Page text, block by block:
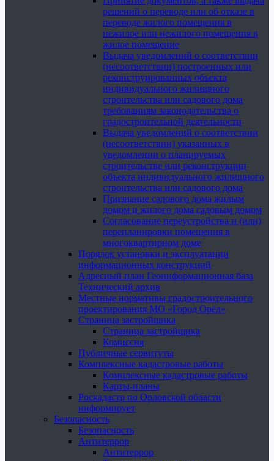
решений о переводе или об отказе в
переводе жилого помещения в
нежилое или нежилого помещения в
жилое помещение
Выдача уведомлений о соответствии
(несоответствии) построенных или
реконструированных объекта
индивидуального жилищного
строительства или садового дома
требованиям законодательства о
градостроительной деятельности
Выдача уведомлений о соответствии
(несоответствии) указанных в
уведомлении о планируемых
строительстве или реконструкции
объекта индивидуального жилищного
строительства или садового дома
Признание садового дома жилым
домом и жилого дома садовым домом
Согласование переустройства и (или)
перепланировки помещения в
многоквартирном доме
Порядок установки и эксплуатации
информационных конструкций
Адресный план Геоинформационная база
Технический архив
Местные нормативы градостроительного
проектирования МО «Город Орёл»
Страница застройщика
Страница застройщика
Комиссия
Публичные сервитуты
Комплексные кадастровые работы
Комплексные кадастровые работы
Карты-планы
Роскадастр по Орловской области
информирует
Безопасность
Безопасность
Антитеррор
Антитеррор